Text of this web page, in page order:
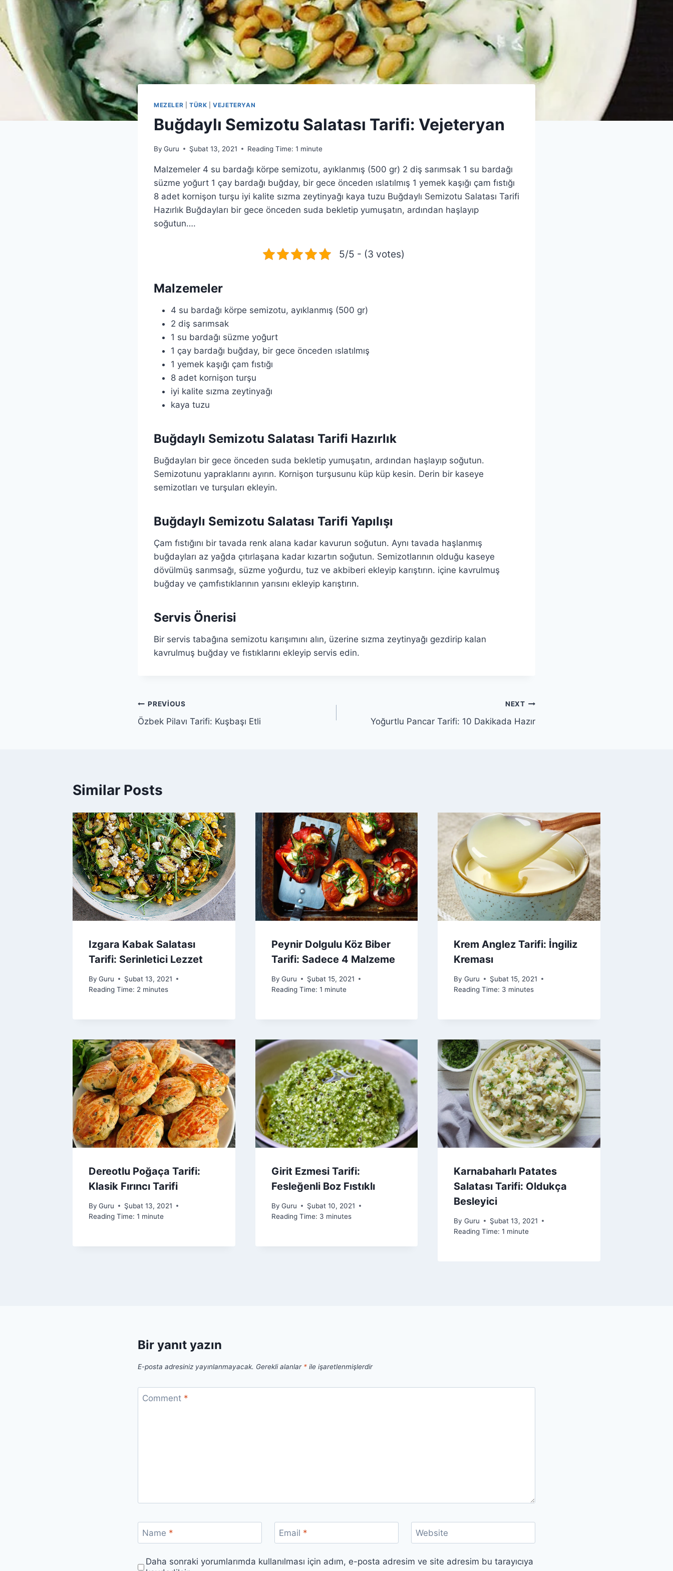
MEZELER TÜRK |VEJETERYAN
Buğdaylı Semizotu Salatası Tarifi: Vejeteryan
By Guru Şubat 13, 2021 Reading Time: 1 minute
Malzemeler 4 su bardağı körpe semizotu, ayıklanmış (500 gr) 2 diş sarımsak 1 su bardağı
süzme yoğurt 1 çay bardağı buğday, bir gece önceden ıslatılmış 1 yemek kaşığı çam fıstığı
8 adet kornişon turşu iyi kalite sızma zeytinyağı kaya tuzu Buğdaylı Semizotu Salatası Tarifi
Hazırlık Buğdayları bir gece önceden suda bekletip yumuşatın, ardından haşlayıp
soğutun….
5/5 - (3 votes)
Malzemeler
4 su bardağı körpe semizotu, ayıklanmış (500 gr)
2 diş sarımsak
1 su bardağı süzme yoğurt
1 çay bardağı buğday, bir gece önceden ıslatılmış
1 yemek kaşığı çam fıstığı
8 adet kornişon turşu
iyi kalite sızma zeytinyağı
kaya tuzu
Buğdaylı Semizotu Salatası Tarifi Hazırlık
Buğdayları bir gece önceden suda bekletip yumuşatın, ardından haşlayıp soğutun.
Semizotunu yapraklarını ayırın. Kornişon turşusunu küp küp kesin. Derin bir kaseye
semizotları ve turşuları ekleyin.
Buğdaylı Semizotu Salatası Tarifi Yapılışı
Çam fıstığını bir tavada renk alana kadar kavurun soğutun. Aynı tavada haşlanmış
buğdayları az yağda çıtırlaşana kadar kızartın soğutun. Semizotlarının olduğu kaseye
dövülmüş sarımsağı, süzme yoğurdu, tuz ve akbiberi ekleyip karıştırın. içine kavrulmuş
buğday ve çamfıstıklarının yarısını ekleyip karıştırın.
Servis Önerisi
Bir servis tabağına semizotu karışımını alın, üzerine sızma zeytinyağı gezdirip kalan
kavrulmuş buğday ve fıstıklarını ekleyip servis edin.
Yazı
gezinmesi
PREVIOUS
Özbek Pilavı Tarifi: Kuşbaşı Etli
NEXT
Yoğurtlu Pancar Tarifi: 10 Dakikada Hazır
Similar Posts
Izgara Kabak Salatası
Tarifi: Serinletici Lezzet
By Guru
Şubat 13, 2021
Reading Time: 2 minutes
Peynir Dolgulu Köz Biber
Tarifi: Sadece 4 Malzeme
By Guru
Şubat 15, 2021
Reading Time: 1 minute
Krem Anglez Tarifi: İngiliz
Kreması
By Guru
Şubat 15, 2021
Reading Time: 3 minutes
Dereotlu Poğaça Tarifi:
Klasik Fırıncı Tarifi
By Guru
Şubat 13, 2021
Reading Time: 1 minute
Girit Ezmesi Tarifi:
Fesleğenli Boz Fıstıklı
By Guru
Şubat 10, 2021
Reading Time: 3 minutes
Karnabaharlı Patates
Salatası Tarifi: Oldukça
Besleyici
By Guru
Şubat 13, 2021
Reading Time: 1 minute
Bir yanıt yazın
E-posta adresiniz yayınlanmayacak. Gerekli alanlar * ile işaretlenmişlerdir
Comment *
Name * Email * Website
Daha sonraki yorumlarımda kullanılması için adım, e-posta adresim ve site adresim bu tarayıcıya